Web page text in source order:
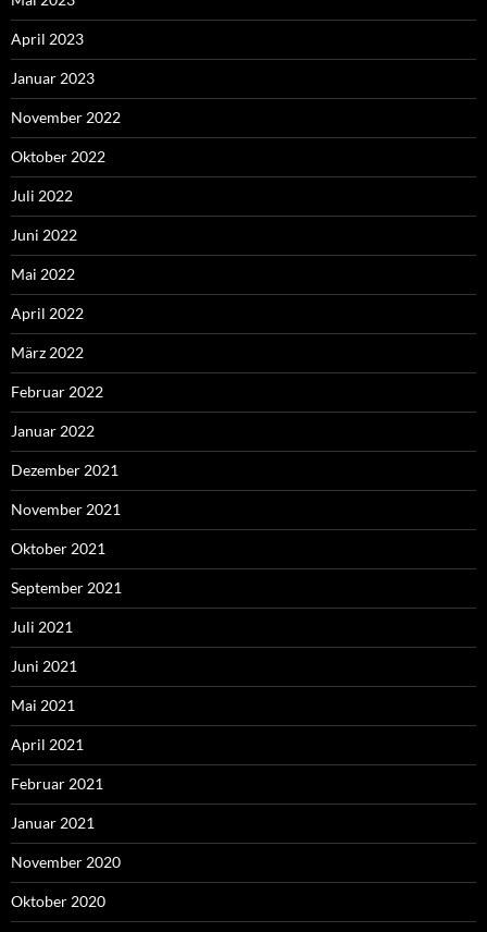
April 2023
Januar 2023
November 2022
Oktober 2022
Juli 2022
Juni 2022
Mai 2022
April 2022
März 2022
Februar 2022
Januar 2022
Dezember 2021
November 2021
Oktober 2021
September 2021
Juli 2021
Juni 2021
Mai 2021
April 2021
Februar 2021
Januar 2021
November 2020
Oktober 2020